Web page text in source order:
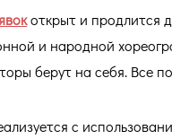
открыт и продлится
и народной
берут на себя. Все
с